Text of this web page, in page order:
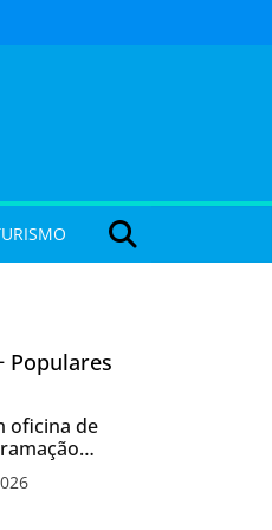
Populares
oficina de
Aparecida